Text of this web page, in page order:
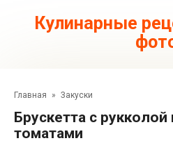
контентуКулинарные
Главная » Закуски
Брускетта с рукколой и вялеными
томатами